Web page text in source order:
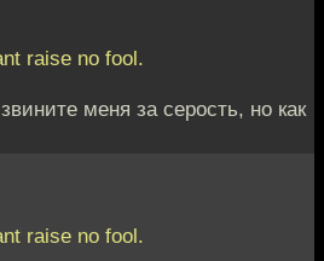
raise no fool.
меня за серость, но как
raise no fool.